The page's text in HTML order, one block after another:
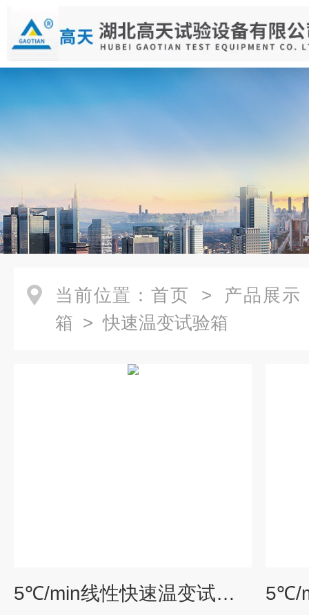
当前位置： 首页 > 产品展示
箱 >快速温变试验箱
5℃/min线性快速温变试验箱